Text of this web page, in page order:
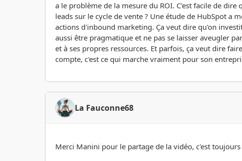
a le problème de la mesure du ROI. C'est facile de
leads sur le cycle de vente ? Une étude de HubSpot a
actions d'inbound marketing. Ça veut dire qu'on
aussi être pragmatique et ne pas se laisser aveugler
et à ses propres ressources. Et parfois, ça veut dire
compte, c'est ce qui marche vraiment pour son
La Fauconne68
Merci Manini pour le partage de la vidéo, c'est